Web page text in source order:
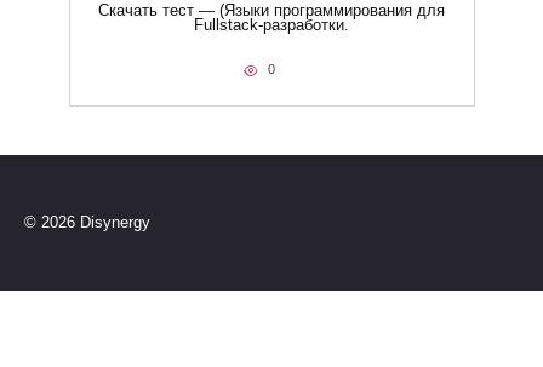
Скачать тест — (Языки программирования для
Fullstack-разработки.
0
© 2026 Disynergy